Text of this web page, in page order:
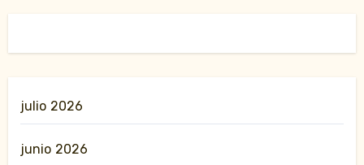
julio 2026
junio 2026